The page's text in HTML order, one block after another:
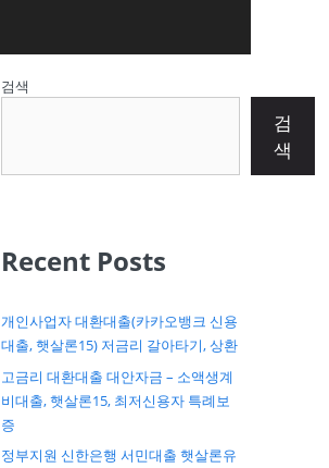
검색
검
색
Recent Posts
개인사업자 대환대출(카카오뱅크 신용
대출, 햇살론15) 저금리 갈아타기, 상환
고금리 대환대출 대안자금 – 소액생계
비대출, 햇살론15, 최저신용자 특례보
증
정부지원 신한은행 서민대출 햇살론유